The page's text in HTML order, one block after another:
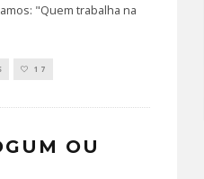
"Quem trabalha na
17
OU
– EPISÓDIO 62